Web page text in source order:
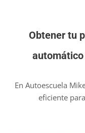
EXÁMENES
CARNETS POR
Obtener tu
En Autoescuela
eficiente